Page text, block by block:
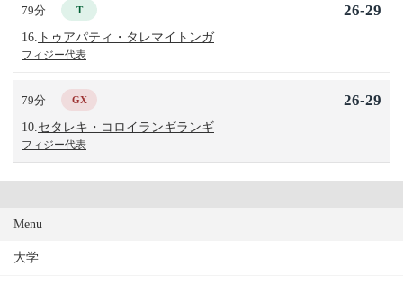
79分 T
16. トゥアパティ・タレマイトンガ
フィジー代表
26-29
79分 GX
10. セタレキ・コロイランギランギ
フィジー代表
26-29
Menu
大学